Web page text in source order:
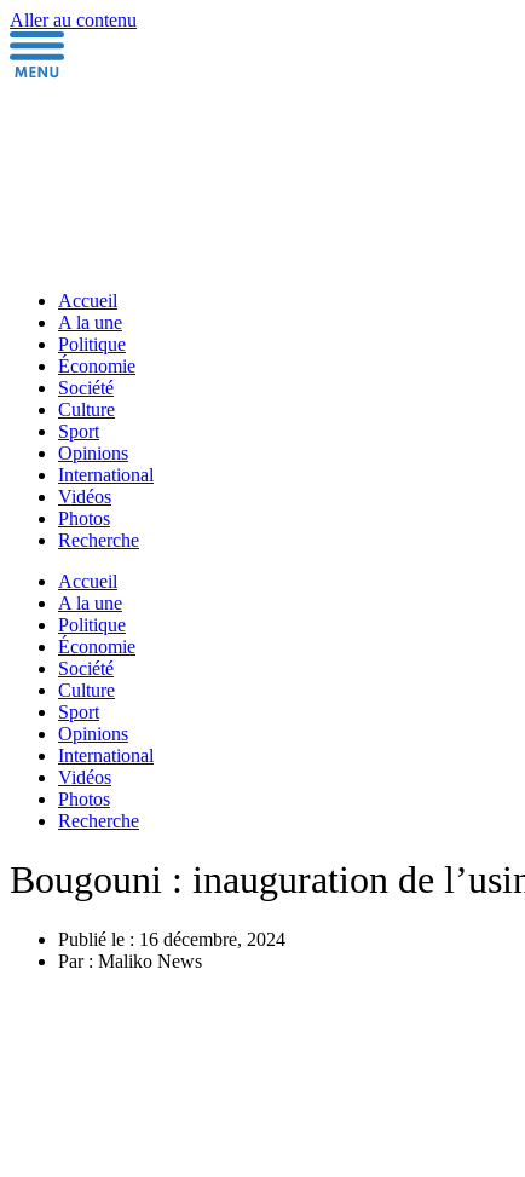
Aller au contenu
Accueil
A la une
Politique
Économie
Société
Culture
Sport
Opinions
International
Vidéos
Photos
Recherche
Accueil
A la une
Politique
Économie
Société
Culture
Sport
Opinions
International
Vidéos
Photos
Recherche
Bougouni : inauguration de
Publié le : 16 décembre, 2024
Par : Maliko News